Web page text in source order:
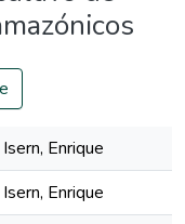
Enrique
Enrique